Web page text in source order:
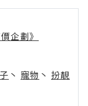
企劃》
丶 寵物 丶 扮靚